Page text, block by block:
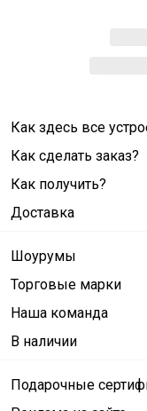
Как здесь все
Как сделать заказ?
Как получить?
Доставка
Шоурумы
Торговые марки
Наша команда
В наличии
Подарочные